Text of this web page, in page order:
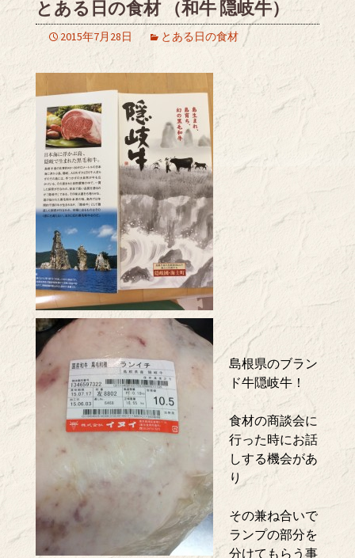
とある日の食材 （和牛 隠岐牛）
2015年7月28日 とある日の食材
島根県のブラン
ド牛隠岐牛！
食材の商談会に
行った時にお話
しする機会があ
り
その兼ね合いで
ランプの部分を
分けてもらう事